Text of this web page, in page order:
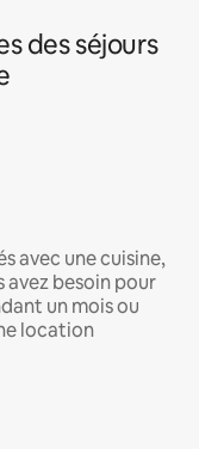
des séjours
avec une cuisine,
avez besoin pour
un mois ou
location